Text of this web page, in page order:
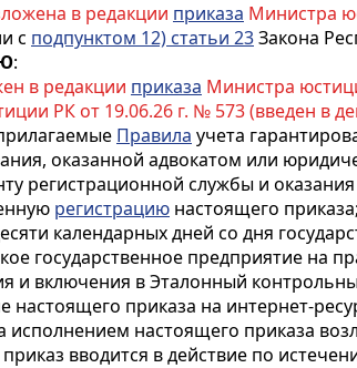
в редакции приказа Министра
с подпунктом 12) статьи 23Закона
:
в редакции приказа Министра
РК от 19.06.26 г. № 573 (введен в
Правила учета
оказанной адвокатом или
регистрационной службы и
регистрацию настоящего приказа;
календарных дней со дня
государственное предприятие на
и включения в Эталонный
настоящего приказа на интернет-
исполнением настоящего приказа
вводится в действие по